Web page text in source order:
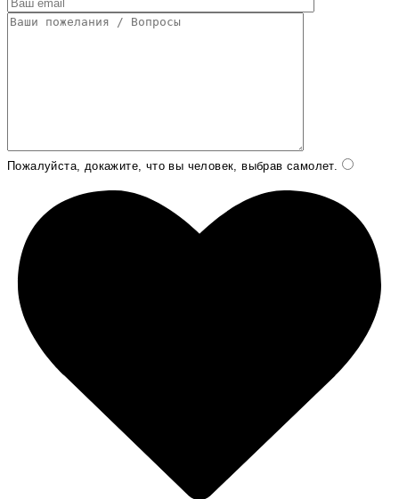
Пожалуйста, докажите, что вы человек, выбрав самолет.